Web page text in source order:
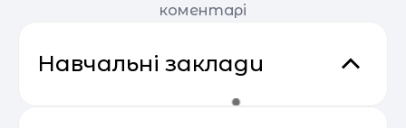
коментарі
Навчальні заклади